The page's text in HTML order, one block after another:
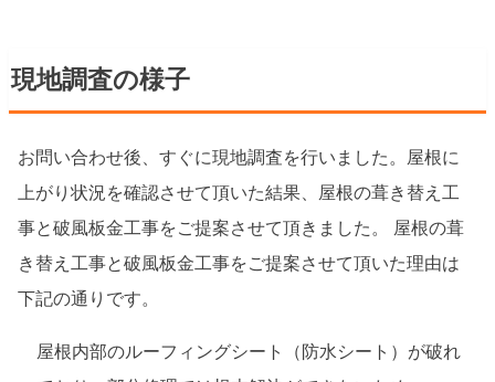
現地調査の様子
お問い合わせ後、すぐに現地調査を行いました。屋根に
上がり状況を確認させて頂いた結果、屋根の葺き替え工
事と破風板金工事をご提案させて頂きました。 屋根の葺
き替え工事と破風板金工事をご提案させて頂いた理由は
下記の通りです。
屋根内部のルーフィングシート（防水シート）が破れ